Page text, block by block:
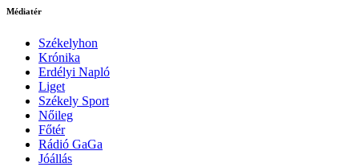
Médiatér
Székelyhon
Krónika
Erdélyi Napló
Liget
Székely Sport
Nőileg
Főtér
Rádió GaGa
Jóállás